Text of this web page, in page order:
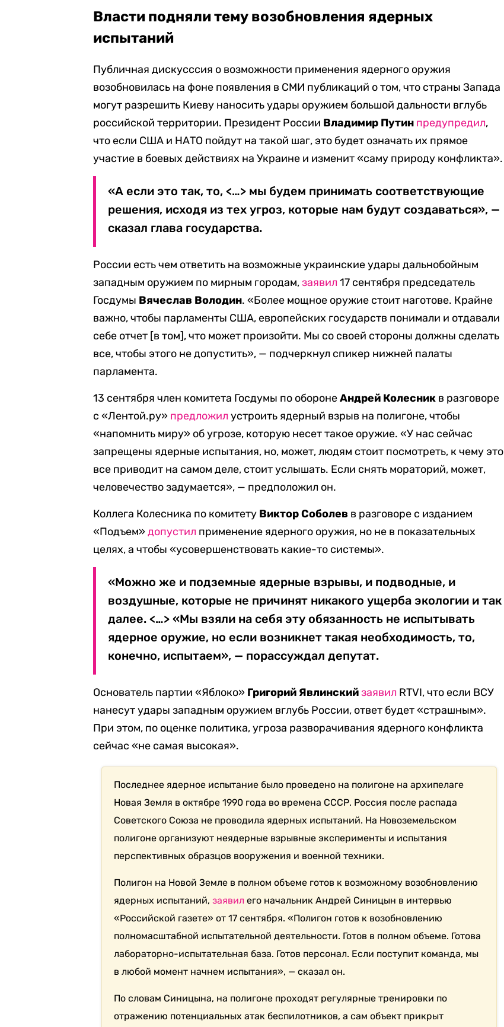
Власти подняли тему возобновления ядерных
испытаний
Публичная дискусссия о возможности применения ядерного оружия
возобновилась на фоне появления в СМИ публикаций о том, что страны Запада
могут разрешить Киеву наносить удары оружием большой дальности вглубь
российской территории. Президент России Владимир Путин предупредил,
что если США и НАТО пойдут на такой шаг, это будет означать их прямое
участие в боевых действиях на Украине и изменит «саму природу конфликта».
«А если это так, то, <…> мы будем принимать соответствующие
решения, исходя из тех угроз, которые нам будут создаваться», —
сказал глава государства.
России есть чем ответить на возможные украинские удары дальнобойным
западным оружием по мирным городам,заявил 17 сентября председатель
Госдумы Вячеслав Володин. «Более мощное оружие стоит наготове. Крайне
важно, чтобы парламенты США, европейских государств понимали и отдавали
себе отчет [в том], что может произойти. Мы со своей стороны должны сделать
все, чтобы этого не допустить», — подчеркнул спикер нижней палаты
парламента.
13 сентября член комитета Госдумы по оборонеАндрей Колесник в разговоре
с «Лентой.ру» предложил устроить ядерный взрыв на полигоне, чтобы
«напомнить миру» об угрозе, которую несет такое оружие. «У нас сейчас
запрещены ядерные испытания, но, может, людям стоит посмотреть, к чему это
все приводит на самом деле, стоит услышать. Если снять мораторий, может,
человечество задумается», — предположил он.
Коллега Колесника по комитету Виктор Соболев в разговоре с изданием
«Подъем»допустил применение ядерного оружия, но не в показательных
целях, а чтобы «усовершенствовать какие-то системы».
«Можно же и подземные ядерные взрывы, и подводные, и
воздушные, которые не причинят никакого ущерба экологии и так
далее. <…> «Мы взяли на себя эту обязанность не испытывать
ядерное оружие, но если возникнет такая необходимость, то,
конечно, испытаем», — порассуждал депутат.
Основатель партии «Яблоко» Григорий Явлинский заявил RTVI, что если ВСУ
нанесут удары западным оружием вглубь России, ответ будет «страшным».
При этом, по оценке политика, угроза разворачивания ядерного конфликта
сейчас «не самая высокая».
Последнее ядерное испытание было проведено на полигоне на архипелаге
Новая Земля в октябре 1990 года во времена СССР. Россия после распада
Советского Союза не проводила ядерных испытаний. На Новоземельском
полигоне организуют неядерные взрывные эксперименты и испытания
перспективных образцов вооружения и военной техники.
Полигон на Новой Земле в полном объеме готов к возможному возобновлению
ядерных испытаний,заявил его начальник Андрей Синицын в интервью
«Российской газете» от 17 сентября. «Полигон готов к возобновлению
полномасштабной испытательной деятельности. Готов в полном объеме. Готова
лабораторно-испытательная база. Готов персонал. Если поступит команда, мы
в любой момент начнем испытания», — сказал он.
По словам Синицына, на полигоне проходят регулярные тренировки по
отражению потенциальных атак беспилотников, а сам объект прикрыт